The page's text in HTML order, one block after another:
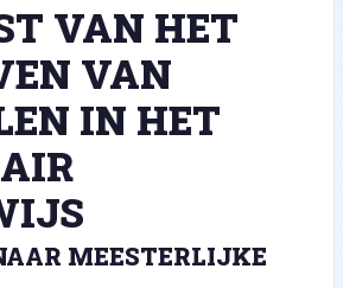
VAN HET
VAN
IN HET
MEESTERLIJKE